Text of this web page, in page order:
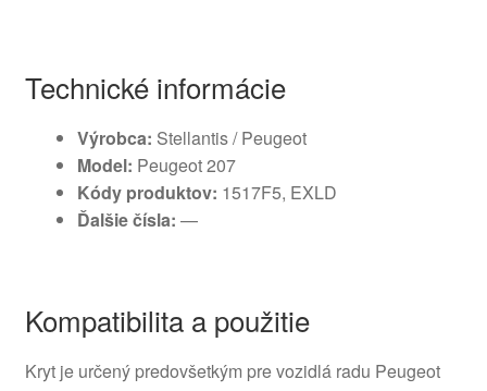
Technické informácie
Výrobca: Stellantis / Peugeot
Model: Peugeot 207
Kódy produktov: 1517F5, EXLD
Ďalšie čísla: —
Kompatibilita a použitie
Kryt je určený predovšetkým pre vozidlá radu Peugeot